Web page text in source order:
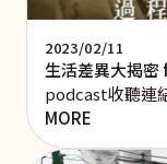
2023/02/11
生活差異大揭密
podcast收聽連
MORE